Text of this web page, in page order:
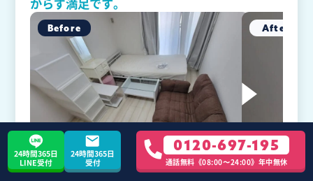
24時間365日
LINE受付
24時間365日
受付
0120-697-195
通話無料《08:00〜24:00》年中無休